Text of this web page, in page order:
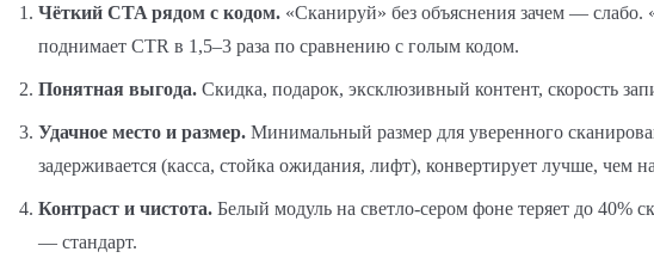
Чёткий CTA рядом с кодом. «Сканируй» без объяснения зачем —
поднимает CTR в 1,5–3 раза по сравнению с голым кодом.
Понятная выгода. Скидка, подарок, эксклюзивный контент, скорость
Удачное место и размер. Минимальный размер для уверенного
задерживается (касса, стойка ожидания, лифт), конвертирует лучше, чем
Контраст и чистота. Белый модуль на светло-сером фоне теряет до 40%
— стандарт.